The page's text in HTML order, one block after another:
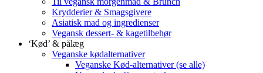
Krydderier & Smagsgivere
Asiatisk mad og ingredienser
Vegansk dessert- & kagetilbehør
‘Kød’ & pålæg
Veganske kødalternativer
Veganske Kød-alternativer (se alle)